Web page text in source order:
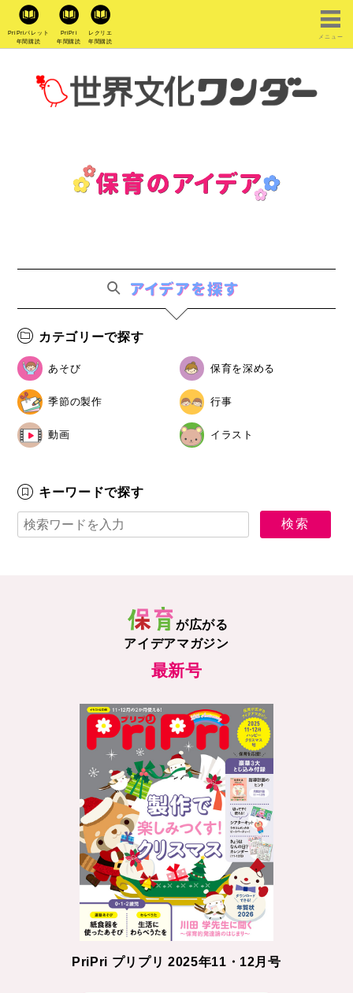
PriPriパレット
年間購読
PriPri
年間購読
レクリエ
年間購読
メニュー
カテゴリーで探す
あそび 保育を深める
季節の製作 行事
動画 イラスト
キーワードで探す
が広がる
アイデアマガジン
最新号
PriPri プリプリ 2025年11・12月号